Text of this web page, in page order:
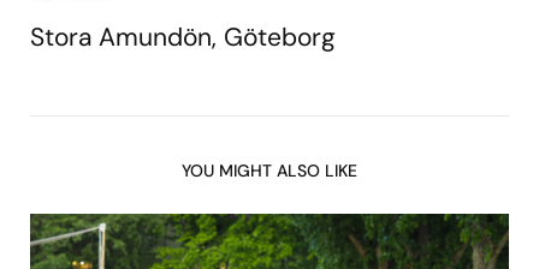
Stora Amundön, Göteborg
YOU MIGHT ALSO LIKE